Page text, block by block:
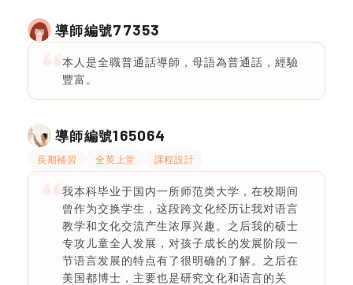
導師編號77353
本人是全職普通話導師，母語為普通話，經驗
豐富。
導師編號165064
長期補習 全英上堂 課程設計
我本科毕业于国内一所师范类大学，在校期间
曾作为交换学生，这段跨文化经历让我对语言
教学和文化交流产生浓厚兴趣。之后我的硕士
专攻儿童全人发展，对孩子成长的发展阶段一
节语言发展的特点有了很明确的了解。之后在
美国都博士，主要也是研究文化和语言的关